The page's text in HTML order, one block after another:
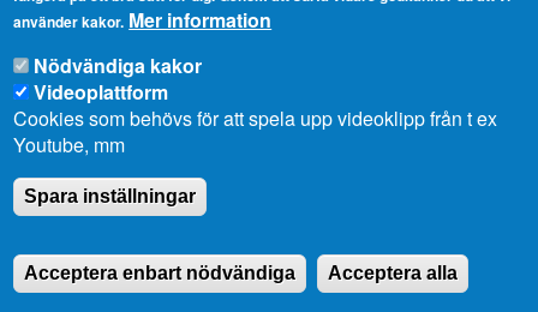
Ltl Veronica Thörnroos, replik:
Herr talman! Det är sant att det är en viktig
energipolitisk fråga och jag har också tagit del av
systemet med inmatningstariffer och övriga
diskuterar behörighetsöverföring mellan riket
använder kakor. Mer information
Nödvändiga kakor
Videoplattform
Cookies som behövs för att spela upp videoklipp från t ex
Youtube, mm
Spara inställningar
Acceptera enbart nödvändiga Acceptera alla